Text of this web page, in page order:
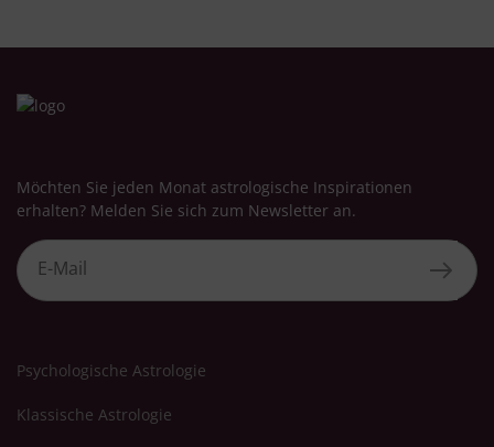
Möchten Sie jeden Monat astrologische Inspirationen
erhalten? Melden Sie sich zum Newsletter an.
Psychologische Astrologie
Klassische Astrologie